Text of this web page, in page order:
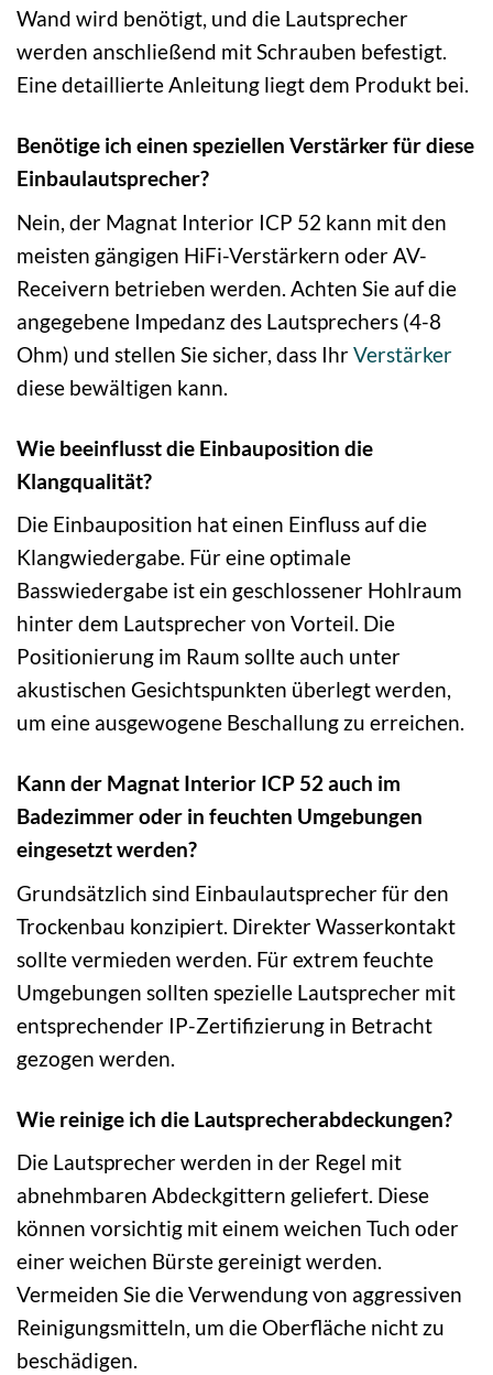
Wand wird benötigt, und die Lautsprecher
werden anschließend mit Schrauben befestigt.
Eine detaillierte Anleitung liegt dem Produkt bei.
Benötige ich einen speziellen Verstärker für diese
Einbaulautsprecher?
Nein, der Magnat Interior ICP 52 kann mit den
meisten gängigen HiFi-Verstärkern oder AV-
Receivern betrieben werden. Achten Sie auf die
angegebene Impedanz des Lautsprechers (4-8
Ohm) und stellen Sie sicher, dass IhrVerstärker
diese bewältigen kann.
Wie beeinflusst die Einbauposition die
Klangqualität?
Die Einbauposition hat einen Einfluss auf die
Klangwiedergabe. Für eine optimale
Basswiedergabe ist ein geschlossener Hohlraum
hinter dem Lautsprecher von Vorteil. Die
Positionierung im Raum sollte auch unter
akustischen Gesichtspunkten überlegt werden,
um eine ausgewogene Beschallung zu erreichen.
Kann der Magnat Interior ICP 52 auch im
Badezimmer oder in feuchten Umgebungen
eingesetzt werden?
Grundsätzlich sind Einbaulautsprecher für den
Trockenbau konzipiert. Direkter Wasserkontakt
sollte vermieden werden. Für extrem feuchte
Umgebungen sollten spezielle Lautsprecher mit
entsprechender IP-Zertifizierung in Betracht
gezogen werden.
Wie reinige ich die Lautsprecherabdeckungen?
Die Lautsprecher werden in der Regel mit
abnehmbaren Abdeckgittern geliefert. Diese
können vorsichtig mit einem weichen Tuch oder
einer weichen Bürste gereinigt werden.
Vermeiden Sie die Verwendung von aggressiven
Reinigungsmitteln, um die Oberfläche nicht zu
beschädigen.